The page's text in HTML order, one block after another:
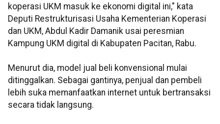
koperasi UKM masuk ke ekonomi digital ini," kata
Deputi Restrukturisasi Usaha Kementerian Koperasi
dan UKM, Abdul Kadir Damanik usai peresmian
Kampung UKM digital di Kabupaten Pacitan, Rabu.
Menurut dia, model jual beli konvensional mulai
ditinggalkan. Sebagai gantinya, penjual dan pembeli
lebih suka memanfaatkan internet untuk bertransaksi
secara tidak langsung.